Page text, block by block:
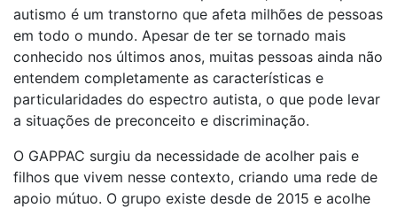
autismo é um transtorno que afeta milhões de pessoas
em todo o mundo. Apesar de ter se tornado mais
conhecido nos últimos anos, muitas pessoas ainda não
entendem completamente as características e
particularidades do espectro autista, o que pode levar
a situações de preconceito e discriminação.
O GAPPAC surgiu da necessidade de acolher pais e
filhos que vivem nesse contexto, criando uma rede de
apoio mútuo. O grupo existe desde de 2015 e acolhe